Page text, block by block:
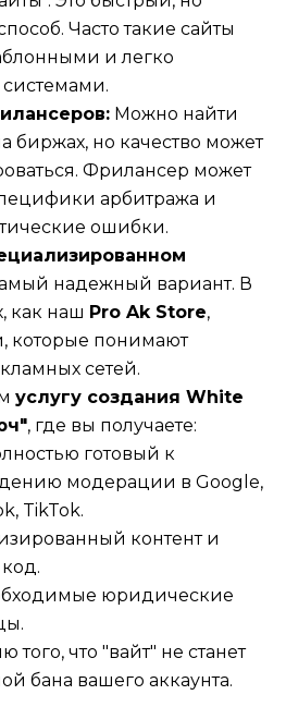
Часто такие сайты
и легко
Можно найти
биржах, но качество может
Фрилансер может
арбитража и
ошибки.
надежный вариант. В
как наш Pro Ak Store,
которые понимают
сетей.
услугу создания White
, где вы получаете:
готовый к
модерации в Google,
TikTok.
контент и
юридические
того, что "вайт" не станет
бана вашего аккаунта.